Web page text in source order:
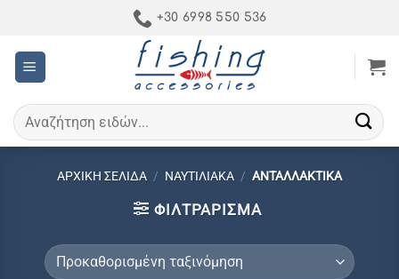
περιεχόμενο
+30 6998 550 536
Αναζήτηση
για:
ΑΡΧΙΚΉ ΣΕΛΊΔΑ / ΝΑΥΤΙΛΙΑΚΑ / ΑΝΤΑΛΛΑΚΤΙΚΆ
ΦΙΛΤΡΆΡΙΣΜΑ